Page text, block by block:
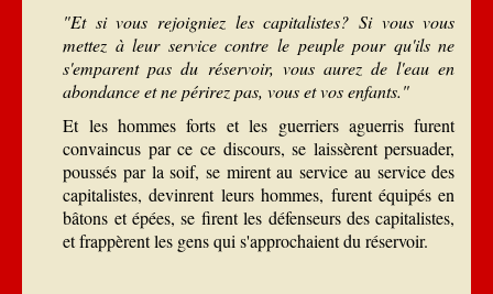
"Et si vous rejoigniez les capitalistes? Si vous vous
mettez à leur service contre le peuple pour qu'ils ne
s'emparent pas du réservoir, vous aurez de l'eau en
abondance et ne périrez pas, vous et vos enfants."
Et les hommes forts et les guerriers aguerris furent
convaincus par ce ce discours, se laissèrent persuader,
poussés par la soif, se mirent au service au service des
capitalistes, devinrent leurs hommes, furent équipés en
bâtons et épées, se firent les défenseurs des capitalistes,
et frappèrent les gens qui s'approchaient du réservoir.